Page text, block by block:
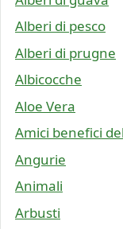
Alberi di pesco
Alberi di prugne
Albicocche
Aloe Vera
Amici benefici
Angurie
Animali
Arbusti